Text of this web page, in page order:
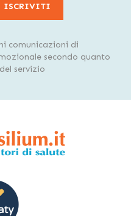
ISCRIVITI
comunicazioni di
secondo quanto
del servizio